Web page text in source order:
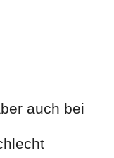
auch bei